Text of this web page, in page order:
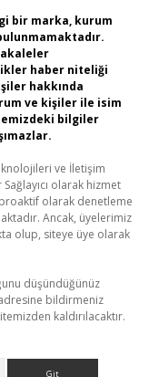
bir marka, kurum
haber niteliği
hakkında
ve kişiler ile isim
bilgiler
ve İletişim
olarak hizmet
olarak denetleme
Ancak, üyelerimiz
olup, siteye üye olarak
düşündüğünüz
bildirmeniz
kaldırılacaktır.